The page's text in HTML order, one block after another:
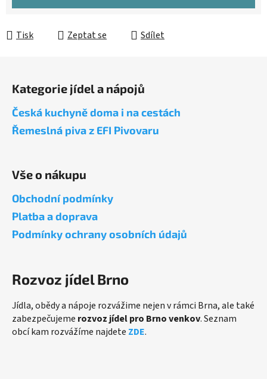
Tisk Zeptat se Sdílet
Kategorie jídel a nápojů
Česká kuchyně doma i na cestách
Řemeslná piva z EFI Pivovaru
Vše o nákupu
Obchodní podmínky
Platba a doprava
Podmínky ochrany osobních údajů
Rozvoz jídel Brno
Jídla, obědy a nápoje rozvážime nejen v rámci Brna, ale také
zabezpečujeme rozvoz jídel pro Brno venkov. Seznam
obcí kam rozvážíme najdete ZDE.